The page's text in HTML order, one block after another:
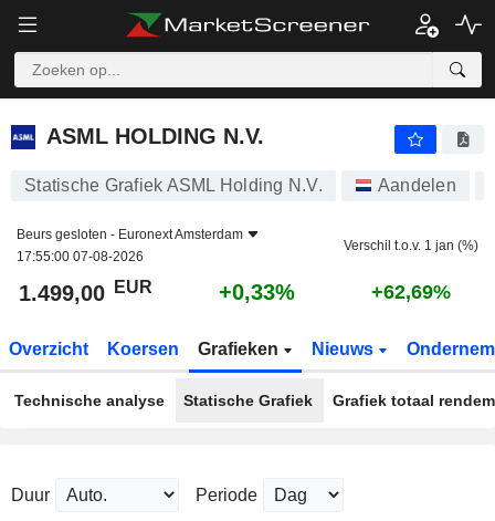
ASML HOLDING N.V.
ASML HOLDING N.V.
Statische Grafiek ASML Holding N.V. Aandelen
Beurs gesloten - Euronext Amsterdam
17:55:00 07-08-2026
Verschil t.o.v. 1 jan (%)
1.499,00 EUR +0,33% +62,69%
Overzicht Koersen Grafieken Nieuws
Technische analyse Statische Grafiek Grafiek totaal
Duur Periode